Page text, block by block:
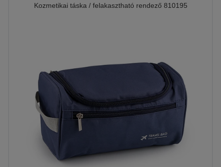
Kozmetikai táska / felakasztható rendező 810195